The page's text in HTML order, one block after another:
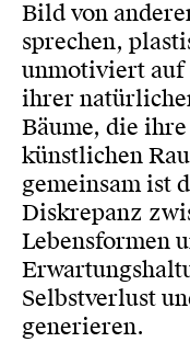
Bild von
sprechen,
unmotiviert auf
ihrer
Bäume, die
künstlichen
gemeinsam ist
Diskrepanz
Lebensformen
Selbstverlust
generieren.